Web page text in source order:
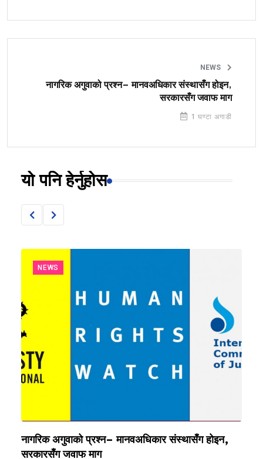
NEWS
नागरिक अगुवाको प्रश्न– मानवअधिकार संस्थासँग होइन,
सरकारसँग जवाफ माग
1 घण्टा अगाडी
यो पनि हेर्नुहोस
NEWS
नागरिक अगुवाको प्रश्न– मानवअधिकार संस्थासँग होइन,
सरकारसँग जवाफ माग